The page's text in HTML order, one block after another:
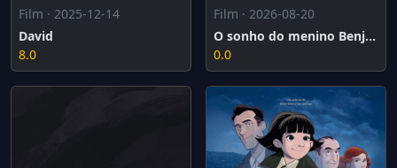
Film · 2025-12-14
David
8.0
Film · 2026-08-20
O sonho do menino Benjamim
0.0